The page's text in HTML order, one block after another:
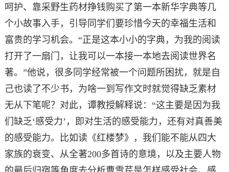
呵护、靠采野生药材挣钱购买了第一本新华字典等几
个小故事入手，引导同学们要珍惜今天的幸福生活和
富贵的学习机会。“正是这本小小的字典，为我的阅读
打开了一扇门，让我可以一本接一本地去阅读世界名
著。”他说，很多同学经常被一个问题所困扰，就是自
己也读了不少书，为啥一到写作文时就觉得缺乏素材
无从下笔呢？对此，谭教授解释说：“这主要是因为我
们缺乏‘感受力’，即对生活的感受能力，还有对真善美
的感受能力。比如读《红楼梦》，我们能不能从四大
家族的衰变、从全著200多首诗的意境，以及主要人物